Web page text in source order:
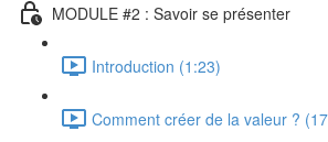
MODULE #2 : Savoir se présenter
Introduction (1:23)
Comment créer de la valeur ?